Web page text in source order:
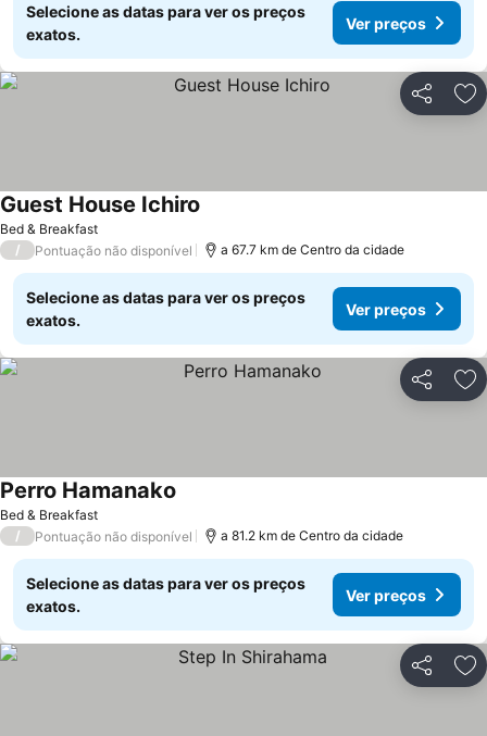
Selecione as datas para ver os preços
exatos.
Ver preços
Partilhar
Bed & Breakfast
Guest House Ichiro
/ Pontuação não disponível a 67.7 km de Centro da cidade
Selecione as datas para ver os preços
exatos.
Ver preços
Partilhar
Bed & Breakfast
Perro Hamanako
/ Pontuação não disponível a 81.2 km de Centro da cidade
Selecione as datas para ver os preços
exatos.
Ver preços
Partilhar